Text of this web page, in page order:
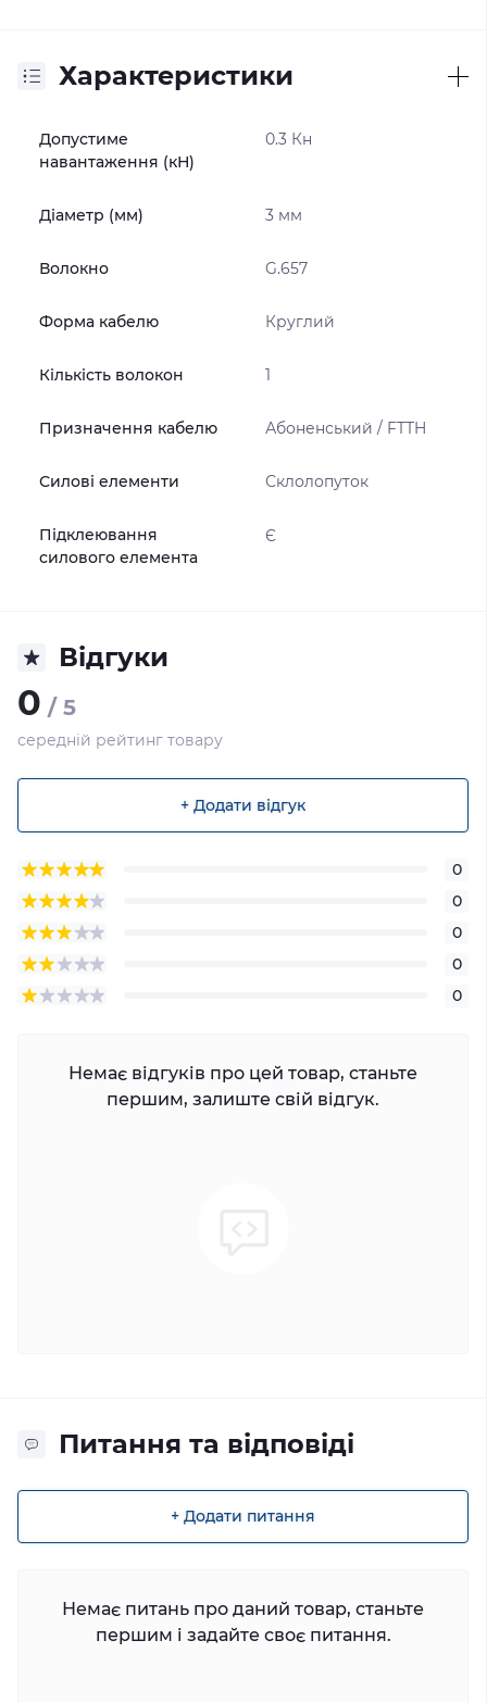
Характеристики
Допустиме
навантаження (кН)
0.3 Кн
Діаметр (мм) 3 мм
Волокно G.657
Форма кабелю Круглий
Кількість волокон 1
Призначення кабелю Абоненський / FTTH
Силові елементи Склолопуток
Підклеювання
силового елемента
Є
Відгуки
0 / 5
середній рейтинг товару
+ Додати відгук
0
0
0
0
0
Немає відгуків про цей товар, станьте
першим, залиште свій відгук.
Питання та відповіді
+ Додати питання
Немає питань про даний товар, станьте
першим і задайте своє питання.